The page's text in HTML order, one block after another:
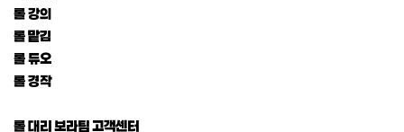
롤 강의
롤 맡김
롤 듀오
롤 경작
롤 대리 보라팀 고객센터